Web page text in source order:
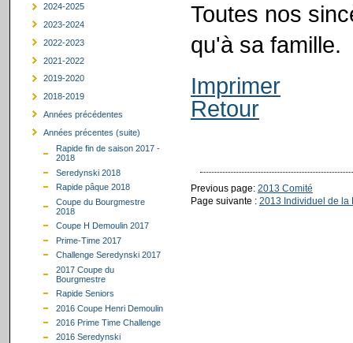
2024-2025
2023-2024
2022-2023
2021-2022
2019-2020
2018-2019
Années précédentes
Années précentes (suite)
Rapide fin de saison 2017 -
2018
Seredynski 2018
Rapide pâque 2018
Coupe du Bourgmestre
2018
Coupe H Demoulin 2017
Prime-Time 2017
Challenge Seredynski 2017
2017 Coupe du
Bourgmestre
Rapide Seniors
2016 Coupe Henri Demoulin
2016 Prime Time Challenge
2016 Seredynski
Toutes nos
qu'à sa famille.
Imprimer
Retour
Previous page: 2013 Comité
Page suivante : 2013 Individuel de la